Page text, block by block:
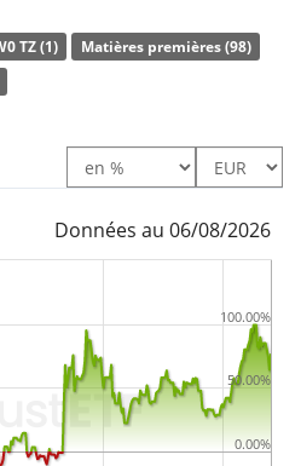
la
jacent au moyen d’un
Natural Gas ETC est un petit
TZ (1)
Matières premières (98)
Données au 06/08/2026
0.00%
50.00%
100.00%